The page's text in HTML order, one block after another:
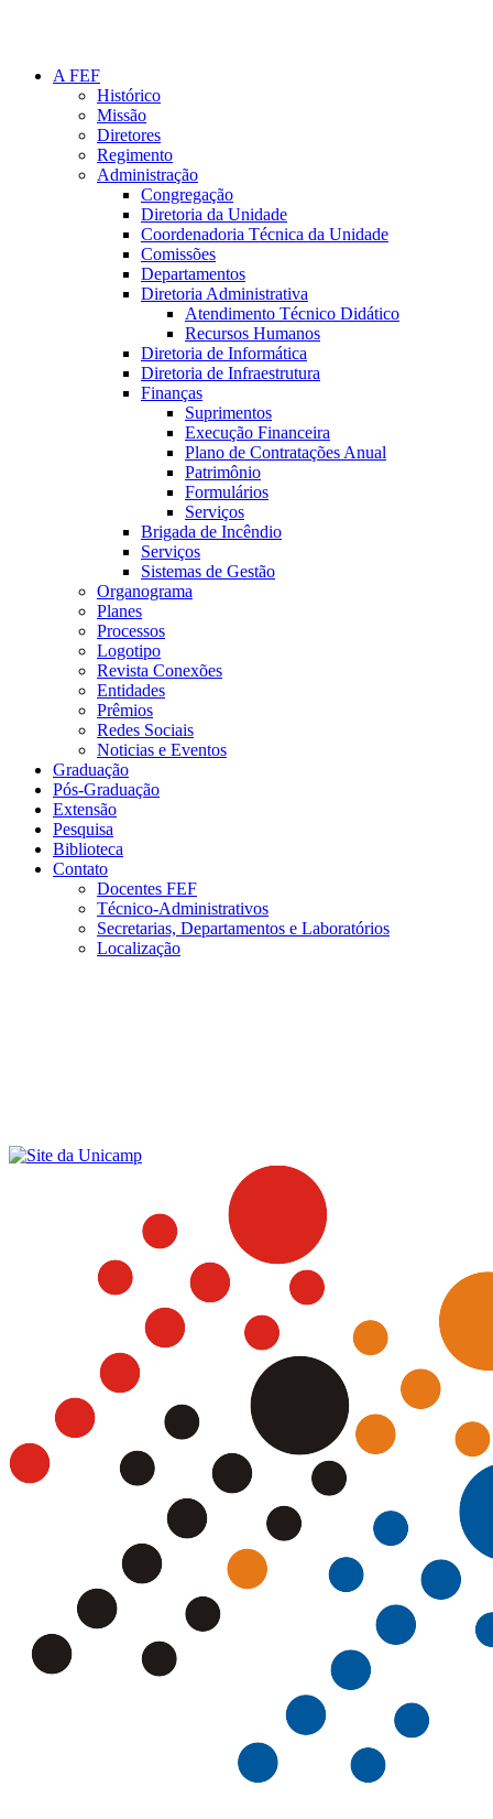
A FEF
Histórico
Missão
Diretores
Regimento
Administração
Congregação
Diretoria da Unidade
Coordenadoria Técnica da Unidade
Comissões
Departamentos
Diretoria Administrativa
Atendimento Técnico Didático
Recursos Humanos
Diretoria de Informática
Diretoria de Infraestrutura
Finanças
Suprimentos
Execução Financeira
Plano de Contratações Anual
Patrimônio
Formulários
Serviços
Brigada de Incêndio
Serviços
Sistemas de Gestão
Organograma
Planes
Processos
Logotipo
Revista Conexões
Entidades
Prêmios
Redes Sociais
Noticias e Eventos
Graduação
Pós-Graduação
Extensão
Pesquisa
Biblioteca
Contato
Docentes FEF
Técnico-Administrativos
Secretarias, Departamentos e Laboratórios
Localização